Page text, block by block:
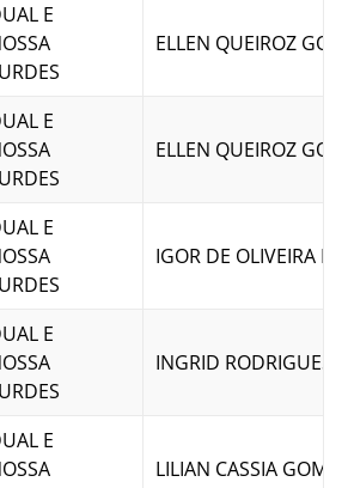
E
ELLEN QUEIROZ
E
ELLEN QUEIROZ
E
IGOR DE OLIVEIRA E
E
INGRID RODRIGUES
E
LILIAN CASSIA